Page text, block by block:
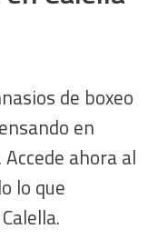
de boxeo
en
ahora al
lo que